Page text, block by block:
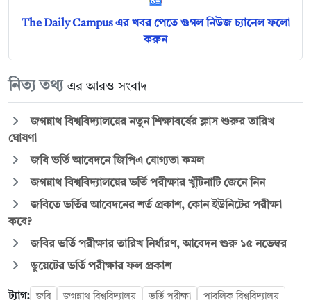
The Daily Campus এর খবর পেতে গুগল নিউজ চ্যানেল ফলো
করুন
নিত্য তথ্য এর আরও সংবাদ
জগন্নাথ বিশ্ববিদ্যালয়ের নতুন শিক্ষাবর্ষের ক্লাস শুরুর তারিখ
ঘোষণা
জবি ভর্তি আবেদনে জিপিএ যোগ্যতা কমল
জগন্নাথ বিশ্ববিদ্যালয়ের ভর্তি পরীক্ষার খুঁটিনাটি জেনে নিন
জবিতে ভর্তির আবেদনের শর্ত প্রকাশ, কোন ইউনিটের পরীক্ষা
কবে?
জবির ভর্তি পরীক্ষার তারিখ নির্ধারণ, আবেদন শুরু ১৫ নভেম্বর
ডুয়েটের ভর্তি পরীক্ষার ফল প্রকাশ
ট্যাগ: জবি জগন্নাথ বিশ্ববিদ্যালয় ভর্তি পরীক্ষা পাবলিক বিশ্ববিদ্যালয়